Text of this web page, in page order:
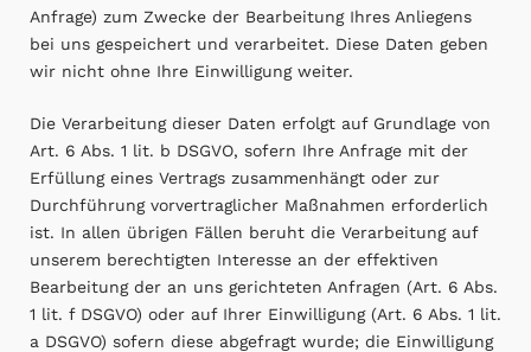
Anfrage) zum Zwecke der Bearbeitung Ihres Anliegens
bei uns gespeichert und verarbeitet. Diese Daten geben
wir nicht ohne Ihre Einwilligung weiter.
Die Verarbeitung dieser Daten erfolgt auf Grundlage von
Art. 6 Abs. 1 lit. b DSGVO, sofern Ihre Anfrage mit der
Erfüllung eines Vertrags zusammenhängt oder zur
Durchführung vorvertraglicher Maßnahmen erforderlich
ist. In allen übrigen Fällen beruht die Verarbeitung auf
unserem berechtigten Interesse an der effektiven
Bearbeitung der an uns gerichteten Anfragen (Art. 6 Abs.
1 lit. f DSGVO) oder auf Ihrer Einwilligung (Art. 6 Abs. 1 lit.
a DSGVO) sofern diese abgefragt wurde; die Einwilligung